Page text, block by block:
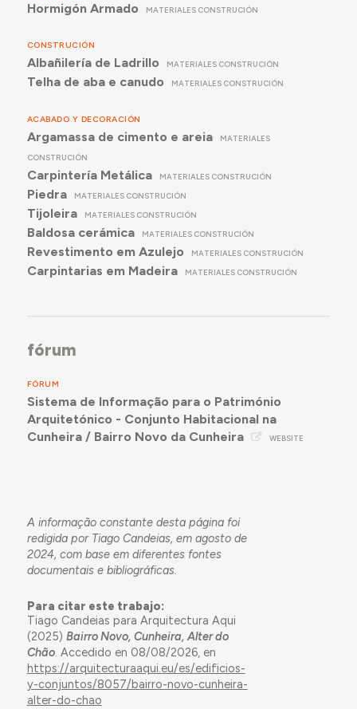
Hormigón Armado MATERIALES CONSTRUCIÓN
CONSTRUCIÓN
Albañilería de Ladrillo MATERIALES CONSTRUCIÓN
Telha de aba e canudo MATERIALES CONSTRUCIÓN
ACABADO Y DECORACIÓN
Argamassa de cimento e areia MATERIALES
CONSTRUCIÓN
Carpintería Metálica MATERIALES CONSTRUCIÓN
Piedra MATERIALES CONSTRUCIÓN
Tijoleira MATERIALES CONSTRUCIÓN
Baldosa cerámica MATERIALES CONSTRUCIÓN
Revestimento em Azulejo MATERIALES CONSTRUCIÓN
Carpintarias em Madeira MATERIALES CONSTRUCIÓN
fórum
FÓRUM
Sistema de Informação para o Património
Arquitetónico - Conjunto Habitacional na
Cunheira / Bairro Novo da Cunheira
WEBSITE
A informação constante desta página foi
redigida por Tiago Candeias, em agosto de
2024, com base em diferentes fontes
documentais e bibliográficas.
Para citar este trabajo:
Tiago Candeias para Arquitectura Aqui
(2025) Bairro Novo, Cunheira, Alter do
Chão. Accedido en 08/08/2026, en
https://arquitecturaaqui.eu/es/edificios-
y-conjuntos/8057/bairro-novo-cunheira-
alter-do-chao